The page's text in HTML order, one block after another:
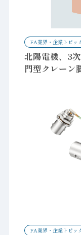
FA業界・企業トピッ
北陽電機、3
門型クレーン
FA業界・企業トピッ